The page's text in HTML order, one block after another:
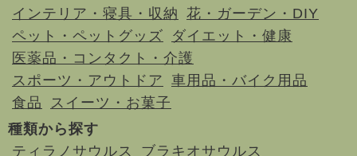
インテリア・寝具・収納 花・ガーデン・DIY
ペット・ペットグッズ
ダイエット・健康
医薬品・コンタクト・介護
スポーツ・アウトドア 車用品・バイク用品
食品
スイーツ・お菓子
種類から探す
ティラノサウルス
ブラキオサウルス